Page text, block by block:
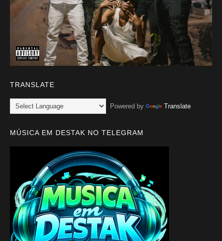
TRANSLATE
Powered by Translate
MÚSICA EM DESTAK NO TELEGRAM